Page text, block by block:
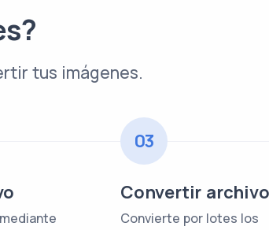
tus imágenes.
03
Convertir archivo
Convierte por lotes los